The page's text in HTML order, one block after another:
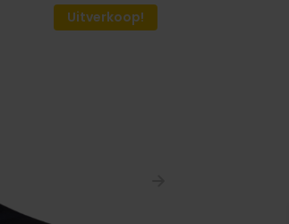
Uitverkoop!